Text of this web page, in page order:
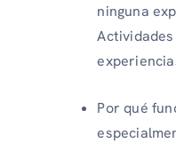
ninguna
Por qué